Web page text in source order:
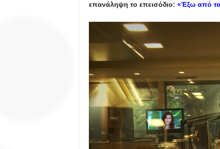
επανάληψη το επεισόδιο: «Έξω από τα